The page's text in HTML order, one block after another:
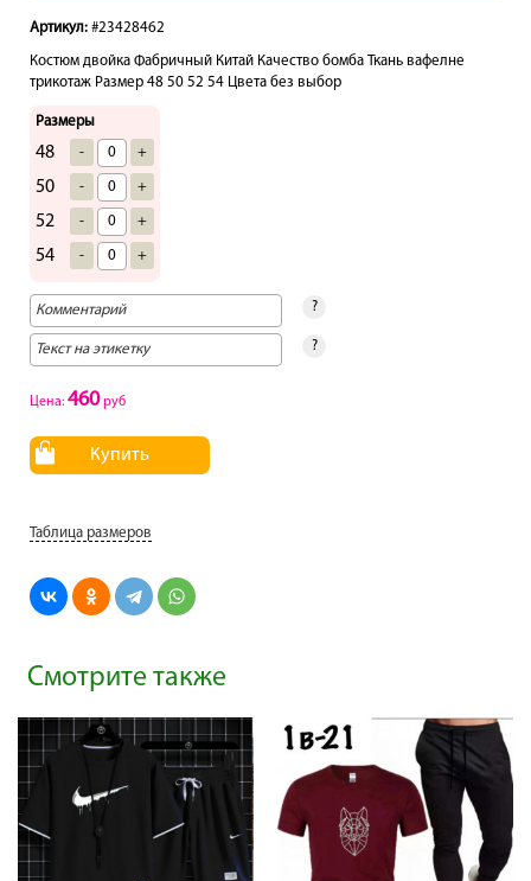
Артикул: #23428462
Костюм двойка Фабричный Китай Качество бомба Ткань вафелне
трикотаж Размер 48 50 52 54 Цвета без выбор
Размеры
48 - +
50 - +
52 - +
54 - +
?
?
Цена: 460руб
Купить
Таблица размеров
Смотрите также